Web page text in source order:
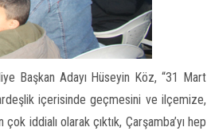
Başkan Adayı Hüseyin Köz, “31 Mart
içerisinde geçmesini ve ilçemize,
iddialı olarak çıktık, Çarşamba’yı hep